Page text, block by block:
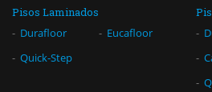
Pisos Laminados
Durafloor
Eucafloor
Quick-Step